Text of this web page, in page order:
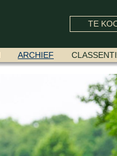
TE
ARCHIEF